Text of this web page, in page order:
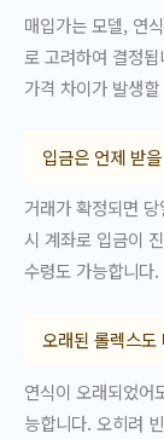
매입가는 모델, 연
로 고려하여 결정
가격 차이가 발생
입금은 언제 받
거래가 확정되면
시 계좌로 입금이
수령도 가능합니다.
오래된 롤렉스도
연식이 오래되었어
능합니다. 오히려